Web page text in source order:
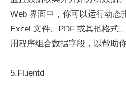
Web 界面中，你可以运行动态
Excel 文件、PDF 或其他格式
用程序组合数据字段，以帮助
5.Fluentd